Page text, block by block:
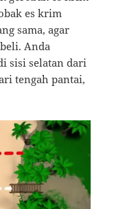
es krim
sama, agar
Anda
sisi selatan dari
tengah pantai,